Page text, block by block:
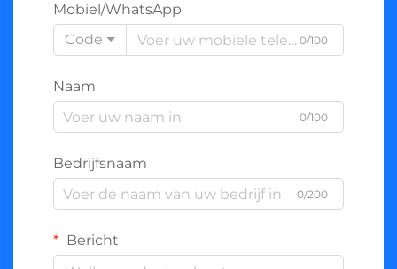
Mobiel/WhatsApp
Code
0/100
Naam
0/100
Bedrijfsnaam
0/200
Bericht